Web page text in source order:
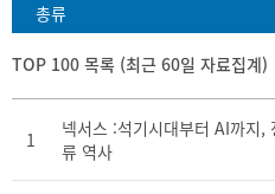
총류
TOP 100 목록 (최근 60일 자료집계)
1
넥서스 :석기시대부터 AI까지,
류 역사